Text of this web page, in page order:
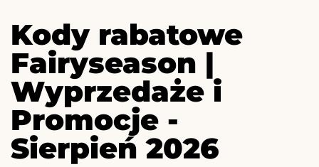
Kody rabatowe
Fairyseason |
Wyprzedaże i
Promocje -
Sierpień 2026